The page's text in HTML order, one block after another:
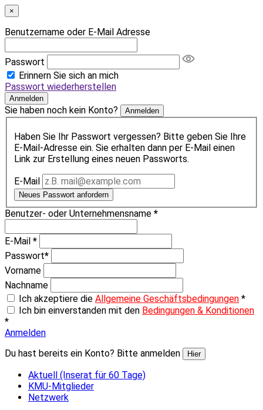
×
Benutzername oder E-Mail Adresse
Passwort
Erinnern Sie sich an mich
Passwort wiederherstellen
Anmelden
Sie haben noch kein Konto? Anmelden
Haben Sie Ihr Passwort vergessen? Bitte geben Sie Ihre
E-Mail-Adresse ein. Sie erhalten dann per E-Mail einen
Link zur Erstellung eines neuen Passworts.
E-Mail
Neues Passwort anfordern
Benutzer- oder Unternehmensname *
E-Mail *
Passwort*
Vorname
Nachname
Ich akzeptiere die Allgemeine Geschäftsbedingungen *
Ich bin einverstanden mit den Bedingungen & Konditionen
*
Anmelden
Du hast bereits ein Konto? Bitte anmelden
Hier
Aktuell (Inserat für 60 Tage)
KMU-Mitglieder
Netzwerk